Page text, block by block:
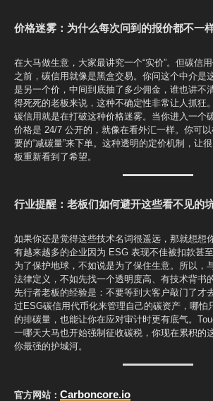
价格迷雾：为什么每次问到的报价都不一
在大马做生意，大家最讲究一个“实价”。但碳信
之前，碳信用就像是黑盒交易。你问这个中介是
是另一个价，中间到底抽了多少佣金，谁也讲不
得死死的老板来说，这种不确定性非常让人抓狂
碳信用就是在打破这种价格迷雾。当你进入一个
价格是 24/7 公开的，就像在看外汇一样。你可
要的“减碳量”来下单。这种透明的定价机制，让
板重新看到了希望。
行业提醒：老板们如何避开这些看不见的
如果你还是觉得这些技术名词很遥远，那就想想
有越来越多的企业因为 ESG 表现不佳被扣款甚
为了保护地球，不如说是为了保住生意。所以，
法律定义，不如先找一个透明度高、有技术背书
先行者老板的经验是：不要等到大客户敲门了才
过ESG碳信用代币化来管理自己的碳资产，哪怕
的排碳量，也能让你在应对审计时更有底气。
一哪天大马也开始强制征收碳税，你现在累积的
你最强的护城河。
官方网站： Carboncore.io